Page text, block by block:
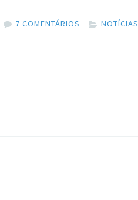
7 COMENTÁRIOS NOTÍCIAS